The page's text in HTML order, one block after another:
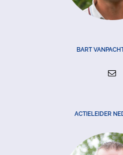
BART
ACTIELEIDER